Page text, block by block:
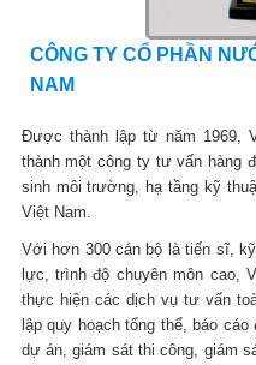
CÔNG TY CỔ PHẦN
NAM
Được thành lập từ năm 1969,
thành một công ty tư vấn hàng
sinh môi trường, hạ tầng kỹ
Việt Nam.
Với hơn 300 cán bộ là tiến sĩ,
lực, trình độ chuyên môn cao,
thực hiện các dịch vụ tư vấn
lập quy hoạch tổng thể, báo
dự án, giám sát thi công, giám